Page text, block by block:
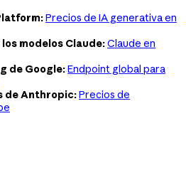
Precios de IA generativa en
modelos Claude:Claude en
de Google:Endpoint global para
de Anthropic:Precios de